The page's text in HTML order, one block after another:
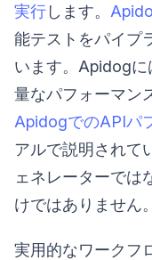
実行します。
能テストをパイプ
います。Apidogに
量なパフォーマン
ApidogでのAPIパ
アルで説明されて
ェネレーターでは
けではありません。
実用的なワークフ